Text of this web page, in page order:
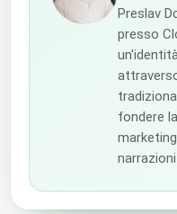
Preslav
presso
fondere